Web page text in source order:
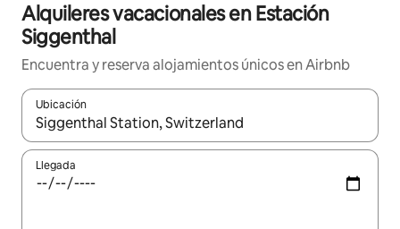
Alquileres vacacionales en Estación
Siggenthal
Encuentra y reserva alojamientos únicos en Airbnb
Ubicación
Cuando los resultados estén disponibles, navega con las
Llegada